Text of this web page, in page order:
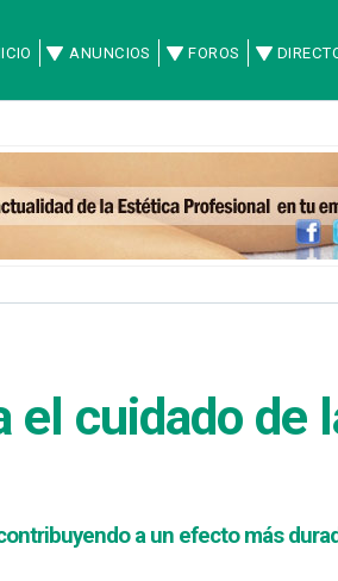
ANUNCIOS FOROS
el cuidado de
a un efecto más